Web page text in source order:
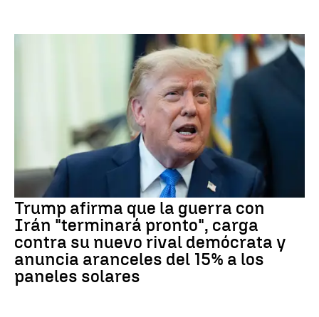
Trump afirma que la guerra con
Irán "terminará pronto", carga
contra su nuevo rival demócrata y
anuncia aranceles del 15% a los
paneles solares